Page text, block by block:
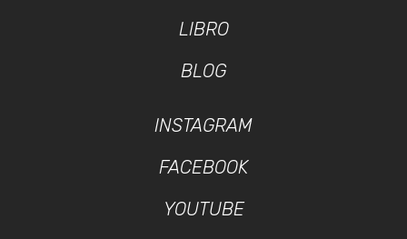
LIBRO
BLOG
INSTAGRAM
FACEBOOK
YOUTUBE